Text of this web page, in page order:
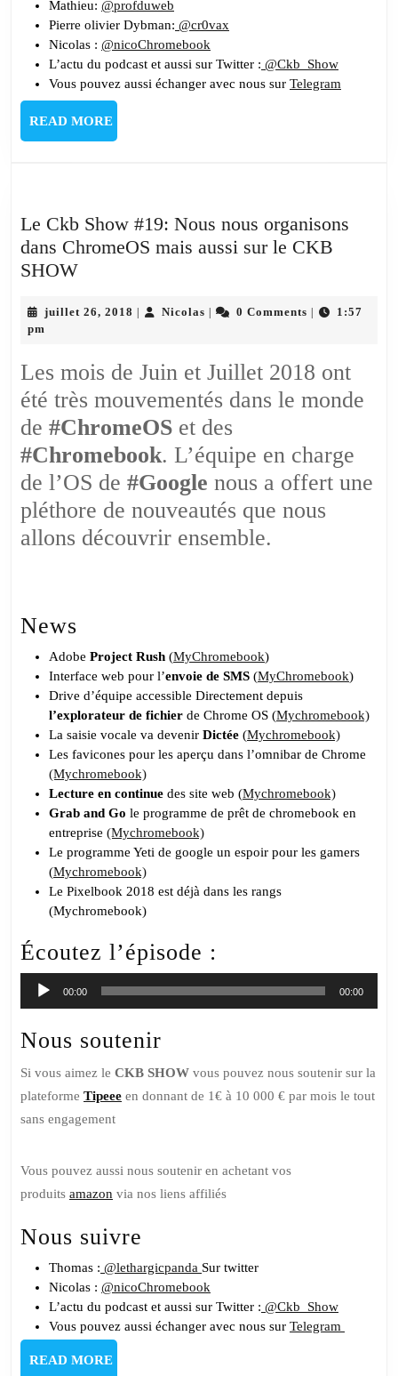
Mathieu: @profduweb
Pierre olivier Dybman: @cr0vax
Nicolas : @nicoChromebook
L’actu du podcast et aussi sur Twitter : @Ckb_Show
Vous pouvez aussi échanger avec nous sur Telegram
READ MOREREAD
MORE
Le Ckb Show #19: Nous nous organisons
dans ChromeOS mais aussi sur le CKB
SHOWLe
Show
Nous
nous
organisons
dans
ChromeOS
mais
aussi
sur
le
juillet 26, 2018 juilletNicolasNicolas0 Comments
1:57
pm
Les mois de Juin et Juillet 2018 ont
été très mouvementés dans le monde
de #ChromeOS et des
#Chromebook. L’équipe en charge
de l’OS de #Google nous a offert une
pléthore de nouveautés que nous
allons découvrir ensemble.
News
Adobe Project Rush (MyChromebook)
Interface web pour l’envoie de SMS (MyChromebook)
Drive d’équipe accessible Directement depuis
l’explorateur de fichier de Chrome OS (Mychromebook)
La saisie vocale va devenir Dictée (Mychromebook)
Les favicones pour les aperçu dans l’omnibar de Chrome
(Mychromebook)
Lecture en continue des site web (Mychromebook)
Grab and Go le programme de prêt de chromebook en
entreprise (Mychromebook)
Le programme Yeti de google un espoir pour les gamers
(Mychromebook)
Le Pixelbook 2018 est déjà dans les rangs
(Mychromebook)
Écoutez l’épisode :
Lecteur
audio
00:00 00:00
Nous soutenir
Si vous aimez le CKB SHOW vous pouvez nous soutenir sur la
plateforme Tipeee en donnant de 1€ à 10 000 € par mois le tout
sans engagement
Vous pouvez aussi nous soutenir en achetant vos
produits amazon via nos liens affiliés
Nous suivre
Thomas : @lethargicpanda Sur twitter
Nicolas : @nicoChromebook
L’actu du podcast et aussi sur Twitter : @Ckb_Show
Vous pouvez aussi échanger avec nous sur Telegram
READ MOREREAD